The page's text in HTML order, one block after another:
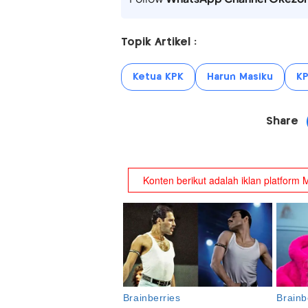
Topik Artikel :
Ketua KPK Harun Masiku
Share